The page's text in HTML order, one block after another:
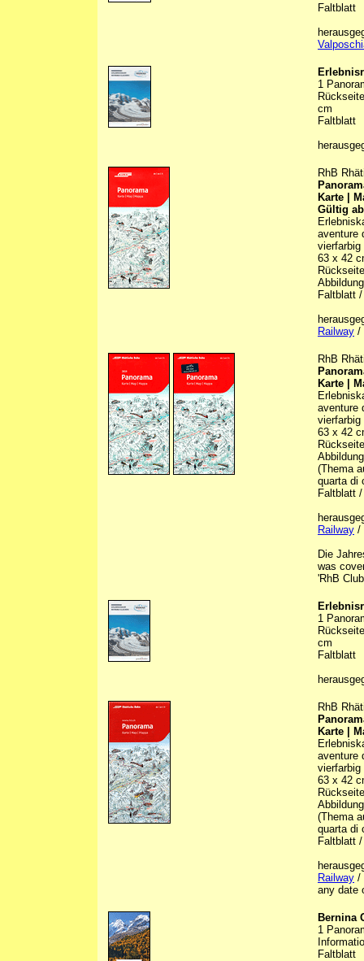
Faltblatt
1
cm
Faltblatt
RhB
Karte |
Gültig
aventure
63 x 42
Faltblatt
Railway /
RhB
Karte |
aventure
63 x 42
(Thema
quarta di
Faltblatt
Railway /
Die
was
'RhB
1
cm
Faltblatt
RhB
Karte |
aventure
63 x 42
(Thema
quarta di
Faltblatt
Railway /
any date
Bernina
1
Faltblatt